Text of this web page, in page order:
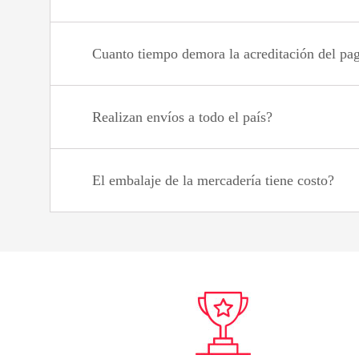
Cuanto tiempo demora la acreditación del
Realizan envíos a todo el país?
El embalaje de la mercadería tiene costo?